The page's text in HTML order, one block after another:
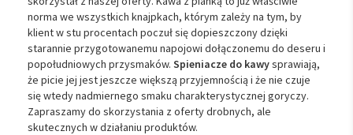
norma we wszystkich knajpkach, którym zależy na tym, by
klient w stu procentach poczuł się dopieszczony dzięki
starannie przygotowanemu napojowi dołączonemu do deseru i
popołudniowych przysmaków. Spieniacze do kawysprawiają,
że picie jej jest jeszcze większą przyjemnością i że nie czuje
się wtedy nadmiernego smaku charakterystycznej goryczy.
Zapraszamy do skorzystania z oferty drobnych, ale
skutecznych w działaniu produktów.